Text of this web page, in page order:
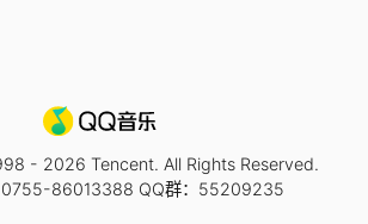
- 2026 Tencent. All Rights Reserved.
0755-86013388 QQ群：55209235